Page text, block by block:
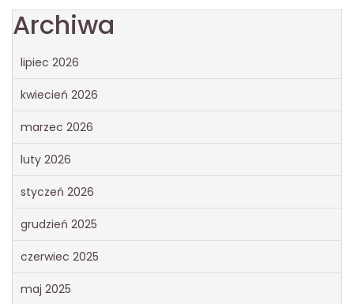
Archiwa
lipiec 2026
kwiecień 2026
marzec 2026
luty 2026
styczeń 2026
grudzień 2025
czerwiec 2025
maj 2025